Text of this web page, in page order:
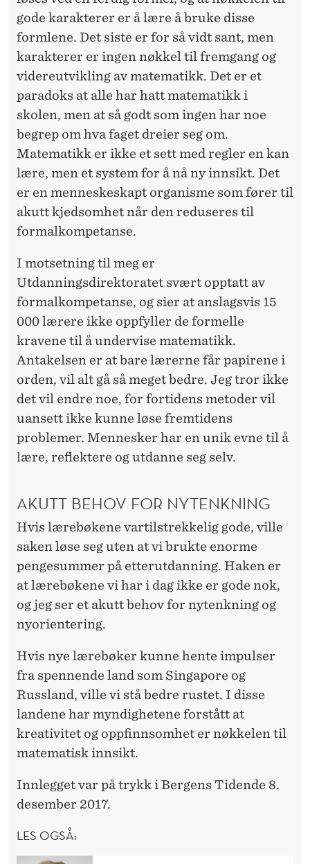
gode karakterer er å lære å bruke disse
formlene. Det siste er for så vidt sant, men
karakterer er ingen nøkkel til fremgang og
videreutvikling av matematikk. Det er et
paradoks at alle har hatt matematikk i
skolen, men at så godt som ingen har noe
begrep om hva faget dreier seg om.
Matematikk er ikke et sett med regler en kan
lære, men et system for å nå ny innsikt. Det
er en menneskeskapt organisme som fører til
akutt kjedsomhet når den reduseres til
formalkompetanse.
I motsetning til meg er
Utdanningsdirektoratet svært opptatt av
formalkompetanse, og sier at anslagsvis 15
000 lærere ikke oppfyller de formelle
kravene til å undervise matematikk.
Antakelsen er at bare lærerne får papirene i
orden, vil alt gå så meget bedre. Jeg tror ikke
det vil endre noe, for fortidens metoder vil
uansett ikke kunne løse fremtidens
problemer. Mennesker har en unik evne til å
lære, reflektere og utdanne seg selv.
AKUTT BEHOV FOR NYTENKNING
Hvis lærebøkene vartilstrekkelig gode, ville
saken løse seg uten at vi brukte enorme
pengesummer på etterutdanning. Haken er
at lærebøkene vi har i dag ikke er gode nok,
og jeg ser et akutt behov for nytenkning og
nyorientering.
Hvis nye lærebøker kunne hente impulser
fra spennende land som Singapore og
Russland, ville vi stå bedre rustet. I disse
landene har myndighetene forstått at
kreativitet og oppfinnsomhet er nøkkelen til
matematisk innsikt.
Innlegget var på trykk i Bergens Tidende 8.
desember 2017.
LES OGSÅ: